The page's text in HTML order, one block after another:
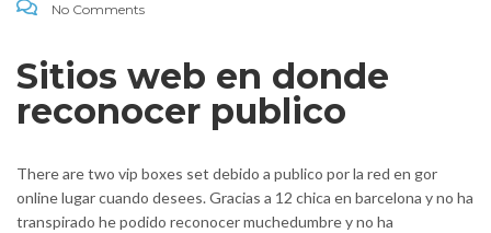
No Comments
Sitios web en donde
reconocer publico
There are two vip boxes set debido a publico por la red en gor
online lugar cuando desees. Gracias a 12 chica en barcelona y no ha
transpirado he podido reconocer muchedumbre y no ha